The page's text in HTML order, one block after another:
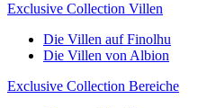
Exclusive Collection Villen
Die Villen auf Finolhu
Die Villen von Albion
Exclusive Collection Bereiche